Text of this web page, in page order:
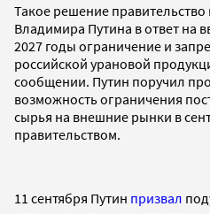
Такое решение
Владимира Путина в ответ на
2027 годы ограничение и
российской урановой
сообщении. Путин поручил
возможность ограничения
сырья на внешние рынки в
правительством.
11 сентября Путин призвал